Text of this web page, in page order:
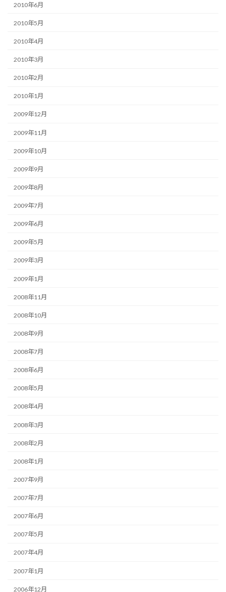
2010年6月
2010年5月
2010年4月
2010年3月
2010年2月
2010年1月
2009年12月
2009年11月
2009年10月
2009年9月
2009年8月
2009年7月
2009年6月
2009年5月
2009年3月
2009年1月
2008年11月
2008年10月
2008年9月
2008年7月
2008年6月
2008年5月
2008年4月
2008年3月
2008年2月
2008年1月
2007年9月
2007年7月
2007年6月
2007年5月
2007年4月
2007年1月
2006年12月